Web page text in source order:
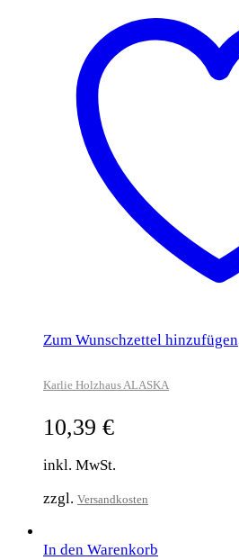
Zum Wunschzettel hinzufügen
Karlie Holzhaus ALASKA
10,39 €
inkl. MwSt.
zzgl. Versandkosten
In den Warenkorb